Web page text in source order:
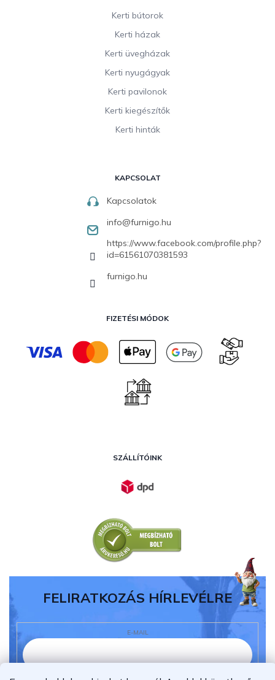
Kerti bútorok
Kerti házak
Kerti üvegházak
Kerti nyugágyak
Kerti pavilonok
Kerti kiegészítők
Kerti hinták
KAPCSOLAT
Kapcsolatok
info@furnigo.hu
https://www.facebook.com/profile.php?
id=61561070381593
furnigo.hu
FIZETÉSI MÓDOK
SZÁLLÍTÓINK
FELIRATKOZÁS HÍRLEVÉLRE
E-MAIL